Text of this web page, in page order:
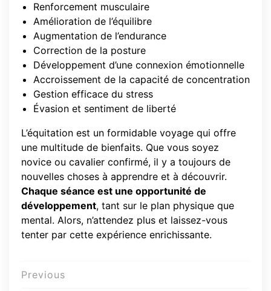
Renforcement musculaire
Amélioration de l’équilibre
Augmentation de l’endurance
Correction de la posture
Développement d’une connexion émotionnelle
Accroissement de la capacité de concentration
Gestion efficace du stress
Évasion et sentiment de liberté
L’équitation est un formidable voyage qui offre
une multitude de bienfaits. Que vous soyez
novice ou cavalier confirmé, il y a toujours de
nouvelles choses à apprendre et à découvrir.
Chaque séance est une opportunité de
développement, tant sur le plan physique que
mental. Alors, n’attendez plus et laissez-vous
tenter par cette expérience enrichissante.
Navigation
Previous